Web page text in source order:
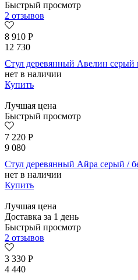
Быстрый просмотр
2 отзывов
8 910 Р
12 730
Стул деревянный Авелин серый
нет в наличии
Купить
Лучшая цена
Быстрый просмотр
7 220 Р
9 080
Стул деревянный Айра серый /
нет в наличии
Купить
Лучшая цена
Доставка за 1 день
Быстрый просмотр
2 отзывов
3 330 Р
4 440